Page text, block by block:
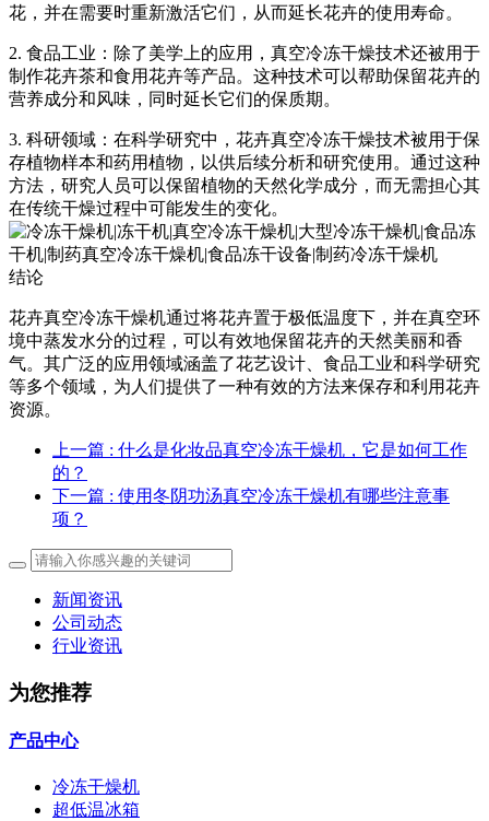
花，并在需要时重新激活它们，从而延长花卉的使用寿命。
2. 食品工业：除了美学上的应用，真空冷冻干燥技术还被用于
制作花卉茶和食用花卉等产品。这种技术可以帮助保留花卉的
营养成分和风味，同时延长它们的保质期。
3. 科研领域：在科学研究中，花卉真空冷冻干燥技术被用于保
存植物样本和药用植物，以供后续分析和研究使用。通过这种
方法，研究人员可以保留植物的天然化学成分，而无需担心其
在传统干燥过程中可能发生的变化。
结论
花卉真空冷冻干燥机通过将花卉置于极低温度下，并在真空环
境中蒸发水分的过程，可以有效地保留花卉的天然美丽和香
气。其广泛的应用领域涵盖了花艺设计、食品工业和科学研究
等多个领域，为人们提供了一种有效的方法来保存和利用花卉
资源。
上一篇 : 什么是化妆品真空冷冻干燥机，它是如何工作
的？
下一篇 : 使用冬阴功汤真空冷冻干燥机有哪些注意事
项？
新闻资讯
公司动态
行业资讯
为您推荐
产品中心
冷冻干燥机
超低温冰箱